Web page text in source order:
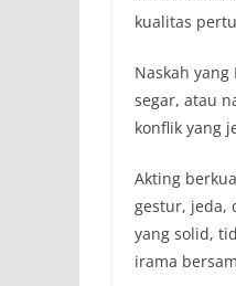
kualitas
Naskah
segar, atau
konflik yang
Akting
gestur, jeda,
yang solid,
irama